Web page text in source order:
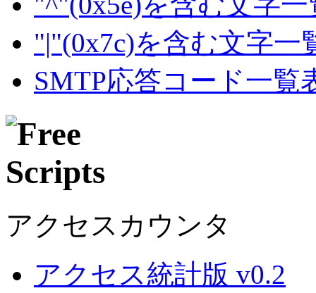
"|"(0x7c)を含む文字一
SMTP応答コード一覧
アクセスカウンタ
アクセス統計版 v0.2